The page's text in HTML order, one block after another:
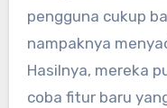
pengguna cukup
nampaknya
Hasilnya, mereka
coba fitur baru